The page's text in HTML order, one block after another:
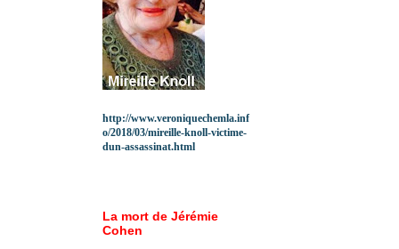
http://www.veroniquechemla.inf
o/2018/03/mireille-knoll-victime-
dun-assassinat.html
La mort de Jérémie
Cohen